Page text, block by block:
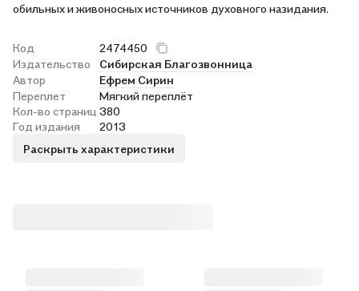
обильных и живоносных источников духовного назидания.
Код
2474450
Издательство
Сибирская Благозвонница
Автор
Ефрем Сирин
Переплет
Мягкий переплёт
Кол-во страниц 380
Год издания
2013
Раскрыть характеристики